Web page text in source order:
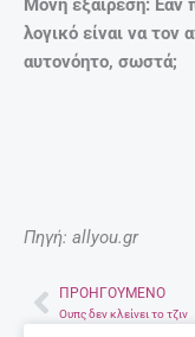
Μόνη εξαίρεση: Εάν
λογικό είναι να τον
αυτονόητο, σωστά;
Πηγή: allyou.gr
PrevΠΡΟΗΓΟΎΜΕΝΟ
Ουπς δεν κλείνει το τζιν